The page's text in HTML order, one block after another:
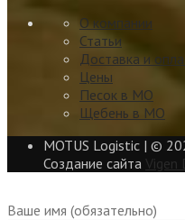
О компании
Статьи
Доставка и
Цены
Песок в МО
Щебень в МО
MOTUS Logistic | ©
Создание сайта Vigen
Ваше имя (обязательно)